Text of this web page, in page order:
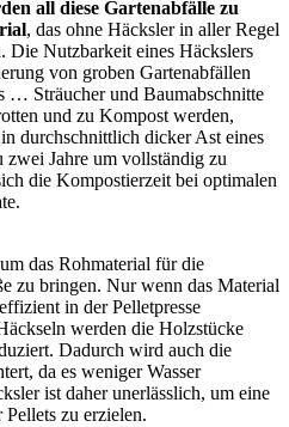
all diese Gartenabfälle zu
, das ohne Häcksler in aller Regel
Die Nutzbarkeit eines Häckslers
von groben Gartenabfällen
… Sträucher und Baumabschnitte
und zu Kompost werden,
durchschnittlich dicker Ast eines
zwei Jahre um vollständig zu
die Kompostierzeit bei optimalen
das Rohmaterial für die
zu bringen. Nur wenn das Material
in der Pelletpresse
werden die Holzstücke
Dadurch wird auch die
da es weniger Wasser
ist daher unerlässlich, um eine
zu erzielen.